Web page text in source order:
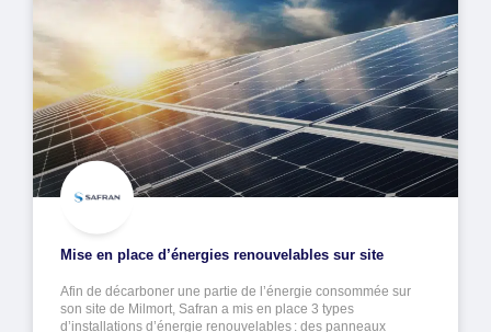
Mise en place d’énergies renouvelables sur site
Afin de décarboner une partie de l’énergie consommée sur
son site de Milmort, Safran a mis en place 3 types
d’installations d’énergie renouvelables : des panneaux